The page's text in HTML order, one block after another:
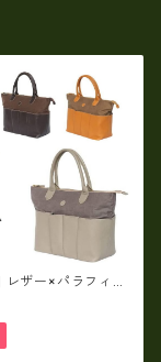
ザー×パラフィン
ュリンクレザー×
ィン トートL fo-2